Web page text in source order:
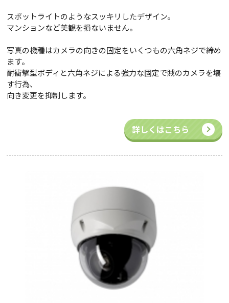
スポットライトのようなスッキリしたデザイン。
マンションなど美観を損ないません。
写真の機種はカメラの向きの固定をいくつもの六角ネジで締め
ます。
耐衝撃型ボディと六角ネジによる強力な固定で賊のカメラを壊
す行為、
向き変更を抑制します。
詳しくはこちら